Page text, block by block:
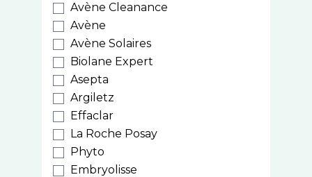
Avène Cleanance
Avène
Avène Solaires
Biolane Expert
Asepta
Argiletz
Effaclar
La Roche Posay
Phyto
Embryolisse